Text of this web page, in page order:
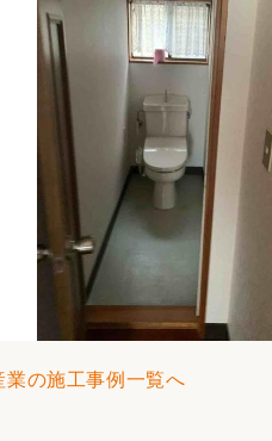
業の施工事例一覧へ